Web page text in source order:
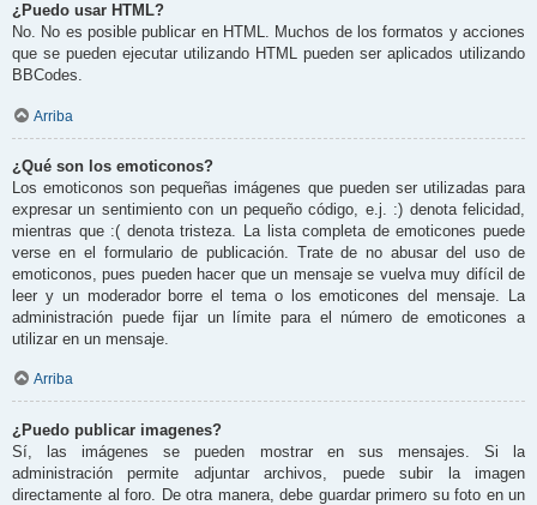
¿Puedo usar HTML?
No. No es posible publicar en HTML. Muchos de los formatos y acciones
que se pueden ejecutar utilizando HTML pueden ser aplicados utilizando
BBCodes.
Arriba
¿Qué son los emoticonos?
Los emoticonos son pequeñas imágenes que pueden ser utilizadas para
expresar un sentimiento con un pequeño código, e.j. :) denota felicidad,
mientras que :( denota tristeza. La lista completa de emoticones puede
verse en el formulario de publicación. Trate de no abusar del uso de
emoticonos, pues pueden hacer que un mensaje se vuelva muy difícil de
leer y un moderador borre el tema o los emoticones del mensaje. La
administración puede fijar un límite para el número de emoticones a
utilizar en un mensaje.
Arriba
¿Puedo publicar imagenes?
Sí, las imágenes se pueden mostrar en sus mensajes. Si la
administración permite adjuntar archivos, puede subir la imagen
directamente al foro. De otra manera, debe guardar primero su foto en un